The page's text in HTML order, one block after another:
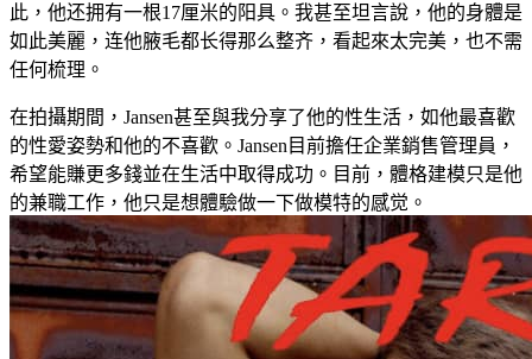
此，他还拥有一根17厘米的阳具。我甚至坦言說，他的身體是
如此美麗，连他腋毛都长得那么整齐，看起來太完美，也不需
任何梳理。
在拍攝期間，Jansen甚至與我分享了他的性生活，如他最喜歡
的性愛姿勢和他的不喜歡。Jansen目前擔任企業銷售管理員，
希望能賺更多錢並在生活中取得成功。目前，體格建模只是他
的兼職工作，他只是想體驗做一下做模特的感觉。